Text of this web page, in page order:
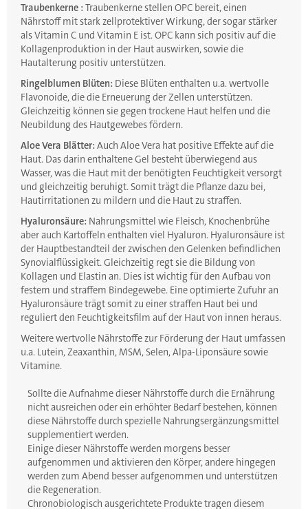
Traubenkerne : Traubenkerne stellen OPC bereit, einen
Nährstoff mit stark zellprotektiver Wirkung, der sogar stärker
als Vitamin C und Vitamin E ist. OPC kann sich positiv auf die
Kollagenproduktion in der Haut auswirken, sowie die
Hautalterung positiv unterstützen.
Ringelblumen Blüten: Diese Blüten enthalten u.a. wertvolle
Flavonoide, die die Erneuerung der Zellen unterstützen.
Gleichzeitig können sie gegen trockene Haut helfen und die
Neubildung des Hautgewebes fördern.
Aloe Vera Blätter: Auch Aloe Vera hat positive Effekte auf die
Haut. Das darin enthaltene Gel besteht überwiegend aus
Wasser, was die Haut mit der benötigten Feuchtigkeit versorgt
und gleichzeitig beruhigt. Somit trägt die Pflanze dazu bei,
Hautirritationen zu mildern und die Haut zu straffen.
Hyaluronsäure: Nahrungsmittel wie Fleisch, Knochenbrühe
aber auch Kartoffeln enthalten viel Hyaluron. Hyaluronsäure ist
der Hauptbestandteil der zwischen den Gelenken befindlichen
Synovialflüssigkeit. Gleichzeitig regt sie die Bildung von
Kollagen und Elastin an. Dies ist wichtig für den Aufbau von
festem und straffem Bindegewebe. Eine optimierte Zufuhr an
Hyaluronsäure trägt somit zu einer straffen Haut bei und
reguliert den Feuchtigkeitsfilm auf der Haut von innen heraus.
Weitere wertvolle Nährstoffe zur Förderung der Haut umfassen
u.a. Lutein, Zeaxanthin, MSM, Selen, Alpa-Liponsäure sowie
Vitamine.
Sollte die Aufnahme dieser Nährstoffe durch die Ernährung
nicht ausreichen oder ein erhöhter Bedarf bestehen, können
diese Nährstoffe durch spezielle Nahrungsergänzungsmittel
supplementiert werden.
Einige dieser Nährstoffe werden morgens besser
aufgenommen und aktivieren den Körper, andere hingegen
werden zum Abend besser aufgenommen und unterstützen
die Regeneration.
Chronobiologisch ausgerichtete Produkte tragen diesem